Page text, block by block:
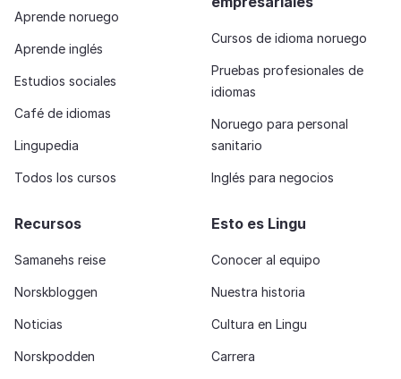
Aprende noruego
Aprende inglés
Estudios sociales
Café de idiomas
Lingupedia
Todos los cursos
Cursos de idioma noruego
Pruebas profesionales de
idiomas
Noruego para personal
sanitario
Inglés para negocios
Recursos
Samanehs reise
Norskbloggen
Noticias
Norskpodden
Esto es Lingu
Conocer al equipo
Nuestra historia
Cultura en Lingu
Carrera